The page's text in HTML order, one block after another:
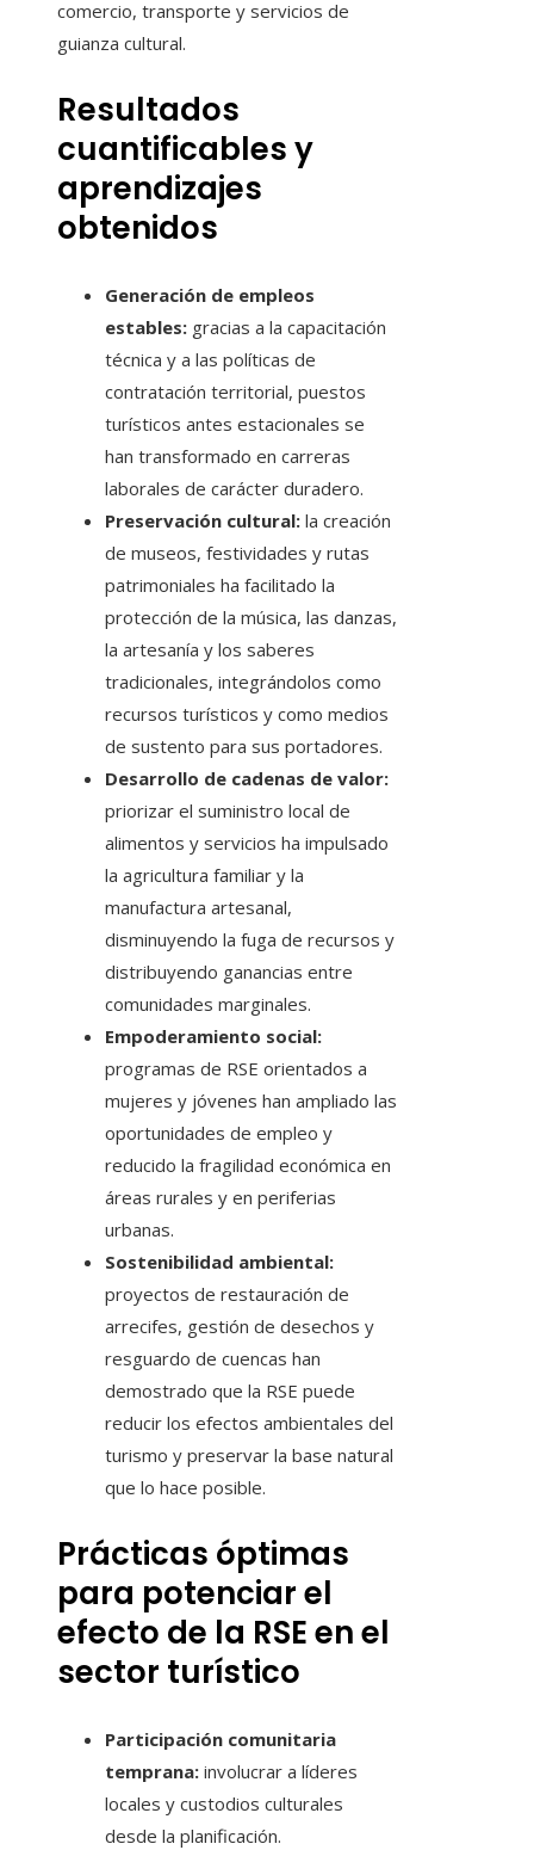
comercio, transporte y servicios de
guianza cultural.
Resultados
cuantificables y
aprendizajes
obtenidos
Generación de empleos
estables: gracias a la capacitación
técnica y a las políticas de
contratación territorial, puestos
turísticos antes estacionales se
han transformado en carreras
laborales de carácter duradero.
Preservación cultural: la creación
de museos, festividades y rutas
patrimoniales ha facilitado la
protección de la música, las danzas,
la artesanía y los saberes
tradicionales, integrándolos como
recursos turísticos y como medios
de sustento para sus portadores.
Desarrollo de cadenas de valor:
priorizar el suministro local de
alimentos y servicios ha impulsado
la agricultura familiar y la
manufactura artesanal,
disminuyendo la fuga de recursos y
distribuyendo ganancias entre
comunidades marginales.
Empoderamiento social:
programas de RSE orientados a
mujeres y jóvenes han ampliado las
oportunidades de empleo y
reducido la fragilidad económica en
áreas rurales y en periferias
urbanas.
Sostenibilidad ambiental:
proyectos de restauración de
arrecifes, gestión de desechos y
resguardo de cuencas han
demostrado que la RSE puede
reducir los efectos ambientales del
turismo y preservar la base natural
que lo hace posible.
Prácticas óptimas
para potenciar el
efecto de la RSE en el
sector turístico
Participación comunitaria
temprana: involucrar a líderes
locales y custodios culturales
desde la planificación.